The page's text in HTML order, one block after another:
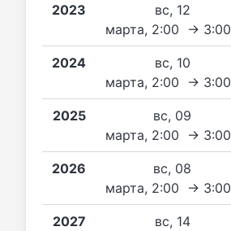
2023
вс, 12
марта, 2:00 → 3:00
2024
вс, 10
марта, 2:00 → 3:00
2025
вс, 09
марта, 2:00 → 3:00
2026
вс, 08
марта, 2:00 → 3:00
2027
вс, 14